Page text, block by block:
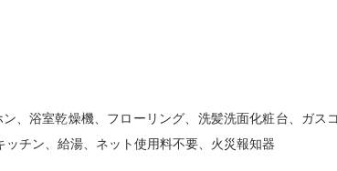
、浴室乾燥機、フローリング、洗髪洗面化粧台、ガス
チン、給湯、ネット使用料不要、火災報知器